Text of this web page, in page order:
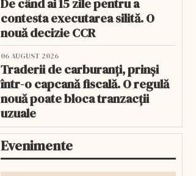
De când ai 15 zile pentru a
contesta executarea silită. O
nouă decizie CCR
06 AUGUST 2026
Traderii de carburanți, prinși
într-o capcană fiscală. O regulă
nouă poate bloca tranzacții
uzuale
Evenimente